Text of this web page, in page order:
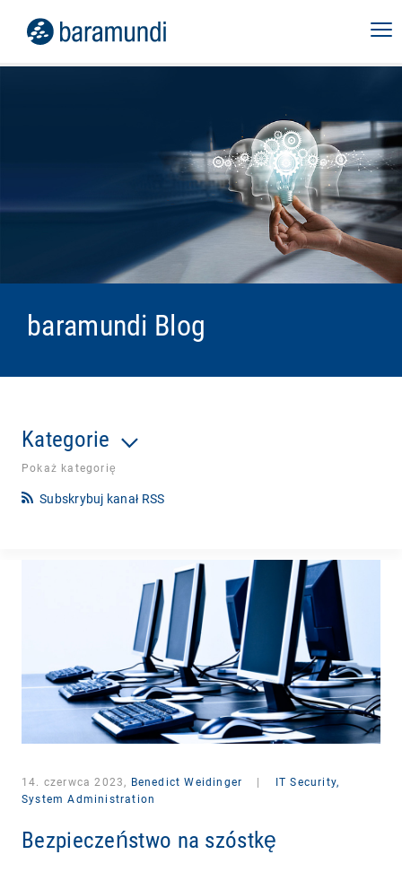
baramundi Blog
Kategorie
Pokaż kategorię
Subskrybuj kanał RSS
14. czerwca 2023, Benedict Weidinger
IT Security,
System Administration
Bezpieczeństwo na szóstkę